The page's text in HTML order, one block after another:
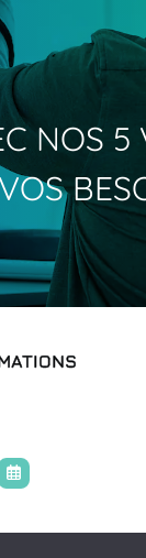
NOS 5
VOS